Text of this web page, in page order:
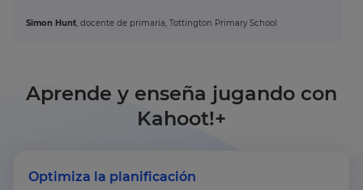
Simon Hunt, docente de primaria, Tottington Primary School
Aprende y enseña jugando con
Kahoot!+
Optimiza la planificación
settings.
region